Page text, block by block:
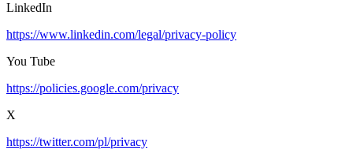
LinkedIn
https://www.linkedin.com/legal/privacy-policy
You Tube
https://policies.google.com/privacy
X
https://twitter.com/pl/privacy